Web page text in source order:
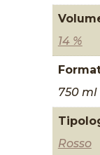
14 %
750 ml
Rosso